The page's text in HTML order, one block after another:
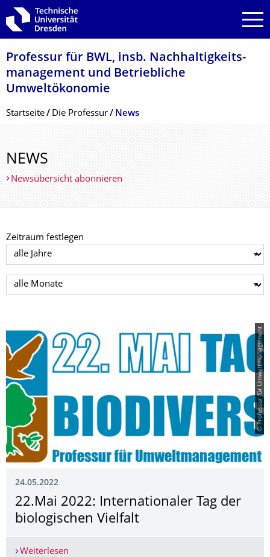
Zur Hauptnavigation springen
Zur Suche springen
Zum Inhalt springen
Professur für BWL, insb. Nachhaltigkeits­
management und Betriebliche
Umweltökonomie
Breadcrumb-Menü
Startseite Die Professur News
NEWS
Newsübersicht abonnieren
Zeitraum festlegen
Jahr auswählen
Monat auswählen
© Professur für Umweltmanagement
24.05.2022
22.Mai 2022: Internationaler Tag der
biologischen Vielfalt
Weiterlesen